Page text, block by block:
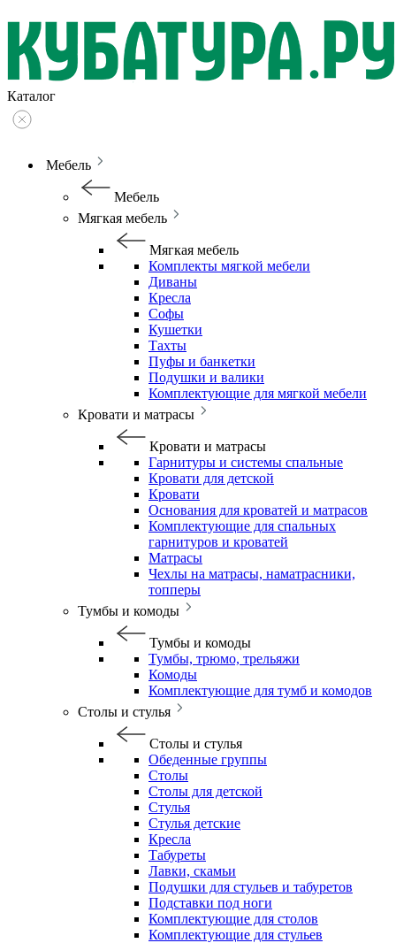
Каталог
Мебель
Мебель
Мягкая мебель
Мягкая мебель
Комплекты мягкой мебели
Диваны
Кресла
Софы
Кушетки
Тахты
Пуфы и банкетки
Подушки и валики
Комплектующие для мягкой мебели
Кровати и матрасы
Кровати и матрасы
Гарнитуры и системы спальные
Кровати для детской
Кровати
Основания для кроватей и матрасов
Комплектующие для спальных
гарнитуров и кроватей
Матрасы
Чехлы на матрасы, наматрасники,
топперы
Тумбы и комоды
Тумбы и комоды
Тумбы, трюмо, трельяжи
Комоды
Комплектующие для тумб и комодов
Столы и стулья
Столы и стулья
Обеденные группы
Столы
Столы для детской
Стулья
Стулья детские
Кресла
Табуреты
Лавки, скамьи
Подушки для стульев и табуретов
Подставки под ноги
Комплектующие для столов
Комплектующие для стульев